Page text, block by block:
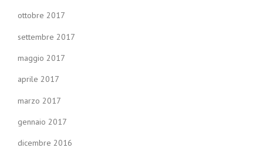
ottobre 2017
settembre 2017
maggio 2017
aprile 2017
marzo 2017
gennaio 2017
dicembre 2016